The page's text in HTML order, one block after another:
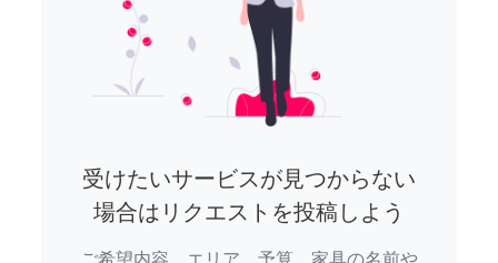
受けたいサービスが見つからない
場合はリクエストを投稿しよう